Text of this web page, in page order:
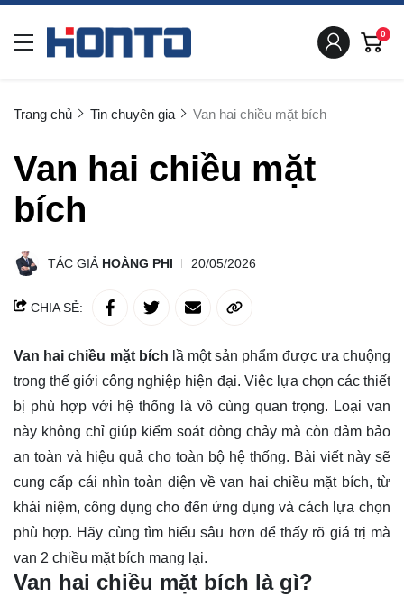
0
Trang chủ Tin chuyên gia Van hai chiều mặt bích
Van hai chiều mặt
bích
TÁC GIẢ HOÀNG PHI 20/05/2026
CHIA SẺ:
Van hai chiều mặt bích lầ một sản phẩm được ưa chuộng
trong thế giới công nghiệp hiện đại. Việc lựa chọn các thiết
bị phù hợp với hệ thống là vô cùng quan trọng. Loại van
này không chỉ giúp kiểm soát dòng chảy mà còn đảm bảo
an toàn và hiệu quả cho toàn bộ hệ thống. Bài viết này sẽ
cung cấp cái nhìn toàn diện về van hai chiều mặt bích, từ
khái niệm, công dụng cho đến ứng dụng và cách lựa chọn
phù hợp. Hãy cùng tìm hiểu sâu hơn để thấy rõ giá trị mà
van 2 chiều mặt bích mang lại.
Van hai chiều mặt bích là gì?